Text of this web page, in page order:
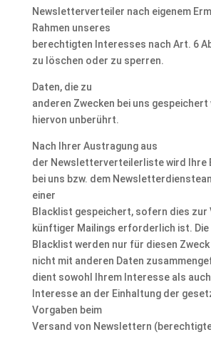
Newsletterverteiler nach eigenem
Rahmen unseres
berechtigten Interesses nach Art. 6
zu löschen oder zu sperren.
Daten, die zu
anderen Zwecken bei uns gespeichert
hiervon unberührt.
Nach Ihrer Austragung aus
der Newsletterverteilerliste wird Ihre
bei uns bzw. dem
einer
Blacklist gespeichert, sofern dies zur
künftiger Mailings erforderlich ist. Die
Blacklist werden nur für diesen
nicht mit anderen Daten
dient sowohl Ihrem Interesse als
Interesse an der Einhaltung der
Vorgaben beim
Versand von Newslettern